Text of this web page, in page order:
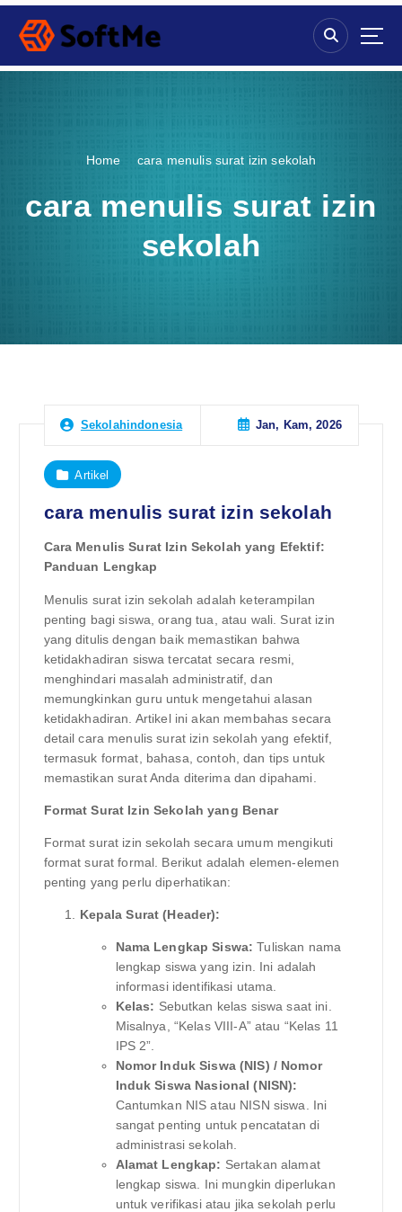
S
p
Home cara menulis surat izin sekolah
cara menulis surat izin
sekolah
Sekolahindonesia Jan, Kam, 2026
Artikel
cara menulis surat izin sekolah
Cara Menulis Surat Izin Sekolah yang Efektif:
Panduan Lengkap
Menulis surat izin sekolah adalah keterampilan
penting bagi siswa, orang tua, atau wali. Surat izin
yang ditulis dengan baik memastikan bahwa
ketidakhadiran siswa tercatat secara resmi,
menghindari masalah administratif, dan
memungkinkan guru untuk mengetahui alasan
ketidakhadiran. Artikel ini akan membahas secara
detail cara menulis surat izin sekolah yang efektif,
termasuk format, bahasa, contoh, dan tips untuk
memastikan surat Anda diterima dan dipahami.
Format Surat Izin Sekolah yang Benar
Format surat izin sekolah secara umum mengikuti
format surat formal. Berikut adalah elemen-elemen
penting yang perlu diperhatikan:
Kepala Surat (Header):
Nama Lengkap Siswa: Tuliskan nama
lengkap siswa yang izin. Ini adalah
informasi identifikasi utama.
Kelas: Sebutkan kelas siswa saat ini.
Misalnya, “Kelas VIII-A” atau “Kelas 11
IPS 2”.
Nomor Induk Siswa (NIS) / Nomor
Induk Siswa Nasional (NISN):
Cantumkan NIS atau NISN siswa. Ini
sangat penting untuk pencatatan di
administrasi sekolah.
Alamat Lengkap: Sertakan alamat
lengkap siswa. Ini mungkin diperlukan
untuk verifikasi atau jika sekolah perlu